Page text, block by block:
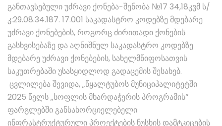
განთავსებული უძრავი ქონება-შენობა №17 34,18კვმ ს/
კ:29.08.34.187. 17.001 საკადასტრო კოდებზე მდებარე
უძრავი ქონებების, როგორც ძირითადი ქონების
გასხვისებაზე და აღნიშნულ საკადასტრო კოდებზე
მდებარე უძრავი ქონებების, სახელმწიფოსათვის
საკუთრებაში უსასყიდლოდ გადაცემის შესახებ.
ცვლილება შევიდა, „წყალტუბოს მუნიციპალიტეტში
2025 წელს „სოფლის მხარდაჭერის პროგრამის“
ფარგლებში განსახორციელებელი
ინფრასტრუქტურული პროექტების ნუსხის დამტკიცების